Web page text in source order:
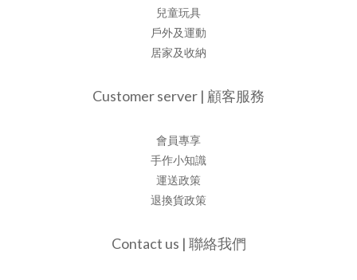
兒童玩具
戶外及運動
居家及收納
Customer server | 顧客服務
會員專享
手作小知識
運送政策
退換貨政策
Contact us | 聯絡我們